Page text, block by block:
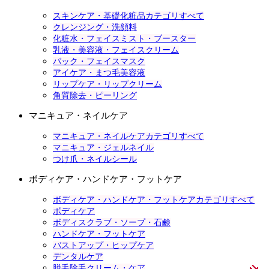
スキンケア・基礎化粧品カテゴリすべて
クレンジング・洗顔料
化粧水・フェイスミスト・ブースター
乳液・美容液・フェイスクリーム
パック・フェイスマスク
アイケア・まつ毛美容液
リップケア・リップクリーム
角質除去・ピーリング
マニキュア・ネイルケア
マニキュア・ネイルケアカテゴリすべて
マニキュア・ジェルネイル
つけ爪・ネイルシール
ボディケア・ハンドケア・フットケア
ボディケア・ハンドケア・フットケアカテゴリすべて
ボディケア
ボディスクラブ・ソープ・石鹸
ハンドケア・フットケア
バストアップ・ヒップケア
デンタルケア